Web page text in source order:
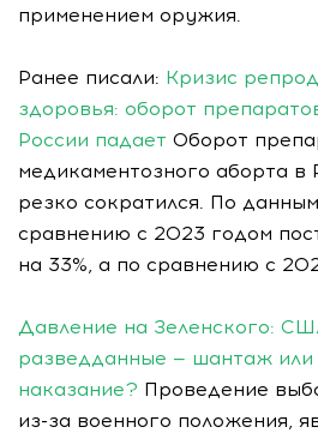
применением оружия.
Ранее писали: Кризис
здоровья: оборот
России падает Оборот
медикаментозного аборта в
резко сократился. По
сравнению с 2023 годом
на 33%, а по сравнению с
Давление на Зеленского:
разведданные — шантаж или
наказание? Проведение
из-за военного положения,